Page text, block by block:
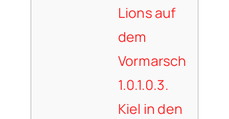
Lions auf
dem
Vormarsch
1.0.1.0.3.
Kiel in den